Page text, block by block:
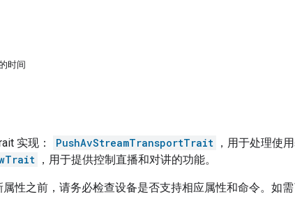
时间
实现： PushAvStreamTransportTrait ，用于处理使
，用于提供控制直播和对讲的功能。
属性之前，请务必检查设备是否支持相应属性和命令。如